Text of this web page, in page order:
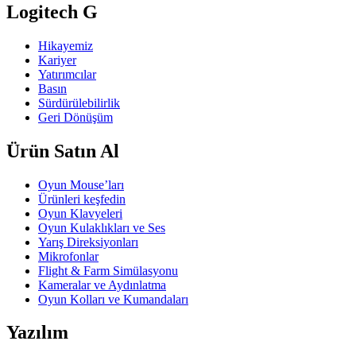
Logitech G
Hikayemiz
Kariyer
Yatırımcılar
Basın
Sürdürülebilirlik
Geri Dönüşüm
Ürün Satın Al
Oyun Mouse’ları
Ürünleri keşfedin
Oyun Klavyeleri
Oyun Kulaklıkları ve Ses
Yarış Direksiyonları
Mikrofonlar
Flight & Farm Simülasyonu
Kameralar ve Aydınlatma
Oyun Kolları ve Kumandaları
Yazılım